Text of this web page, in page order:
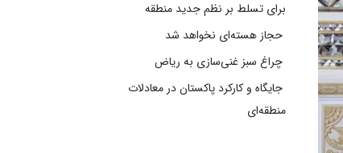
برای تسلط بر نظم جدید منطقه
حجاز هسته‌ای نخواهد شد
چراغ سبز غنی‌سازی به ریاض
جایگاه و کارکرد پاکستان در معادلات
منطقه‌ای